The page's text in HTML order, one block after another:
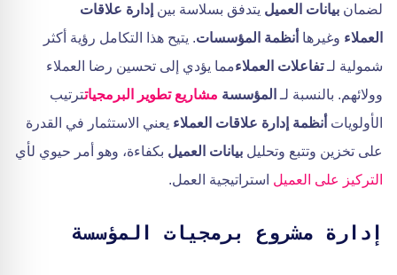
لضمان بيانات العميل يتدفق بسلاسة بين إدارة علاقات
العملاء وغيرها أنظمة المؤسسات. يتيح هذا التكامل رؤية أكثر
شمولية لـتفاعلات العملاءمما يؤدي إلى تحسين رضا العملاء
وولائهم. بالنسبة لـ المؤسسة مشاريع تطوير البرمجياتترتيب
الأولويات أنظمة إدارة علاقات العملاء يعني الاستثمار في القدرة
على تخزين وتتبع وتحليل بيانات العميل بكفاءة، وهو أمر حيوي لأي
التركيز على العميل استراتيجية العمل.
إدارة مشروع برمجيات المؤسسة